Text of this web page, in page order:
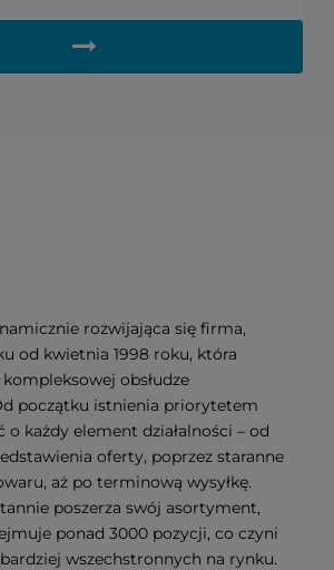
rozwijająca się firma,
od kwietnia 1998 roku, która
obsłudze
początku istnienia priorytetem
o każdy element działalności – od
oferty, poprzez staranne
aż po terminową wysyłkę.
poszerza swój asortyment,
ponad 3000 pozycji, co czyni
wszechstronnych na rynku.